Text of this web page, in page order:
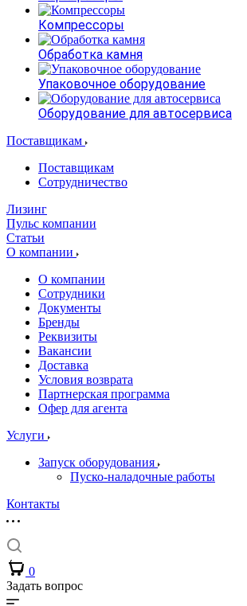
Компрессоры
Обработка камня
Упаковочное оборудование
Оборудование для автосервиса
Поставщикам
Поставщикам
Сотрудничество
Лизинг
Пульс компании
Статьи
О компании
О компании
Сотрудники
Документы
Бренды
Реквизиты
Вакансии
Доставка
Условия возврата
Партнерская программа
Офер для агента
Услуги
Запуск оборудования
Пуско-наладочные работы
Контакты
0
Задать вопрос